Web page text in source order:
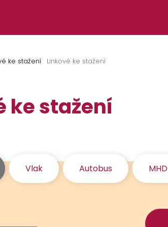
ke stažení Linkové ke stažení
ke stažení
Vlak Autobus MHD